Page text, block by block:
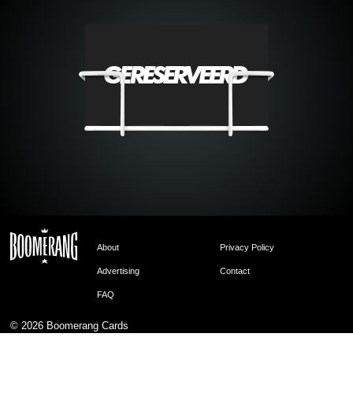
About Privacy Policy
Advertising Contact
FAQ
© 2026 Boomerang Cards